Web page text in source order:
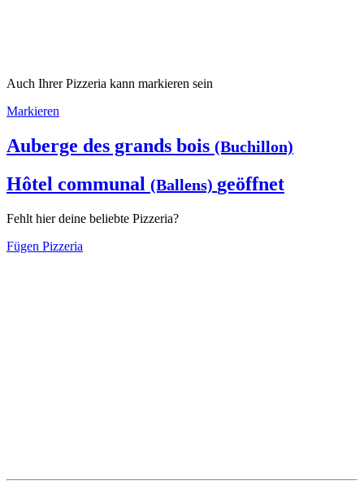
Auch Ihrer Pizzeria kann markieren sein
Markieren
Auberge des grands bois (Buchillon)
Hôtel communal (Ballens) geöffnet
Fehlt hier deine beliebte Pizzeria?
Fügen Pizzeria